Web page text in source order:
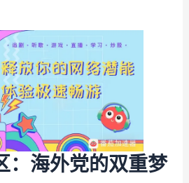
：海外党的双重梦